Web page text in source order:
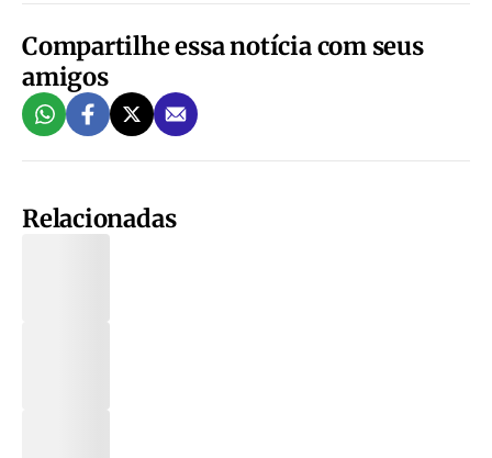
Compartilhe essa notícia com seus
amigos
Relacionadas